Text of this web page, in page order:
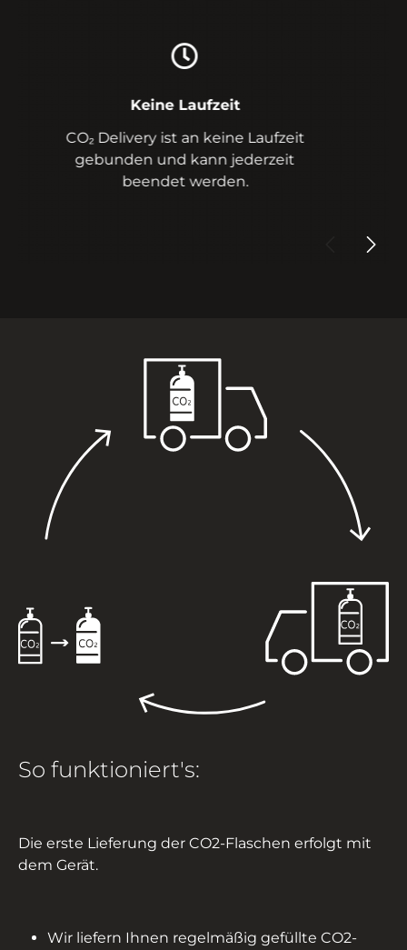
Versandkostenfrei
Jede Lieferung der CO₂-Flaschen
erfolgt versandkostenfrei.
So funktioniert's:
Die erste Lieferung der CO2-Flaschen erfolgt mit
dem Gerät.
Wir liefern Ihnen regelmäßig gefüllte CO2-